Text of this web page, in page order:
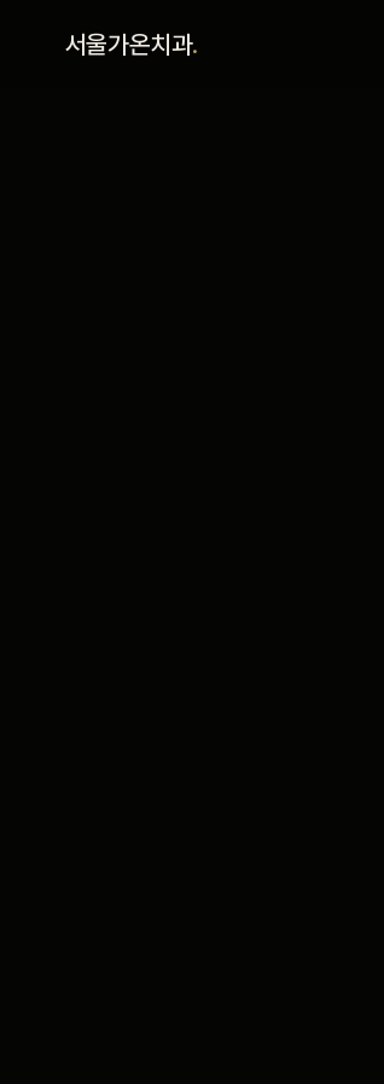
서울가온치과.
회원가입 / 로